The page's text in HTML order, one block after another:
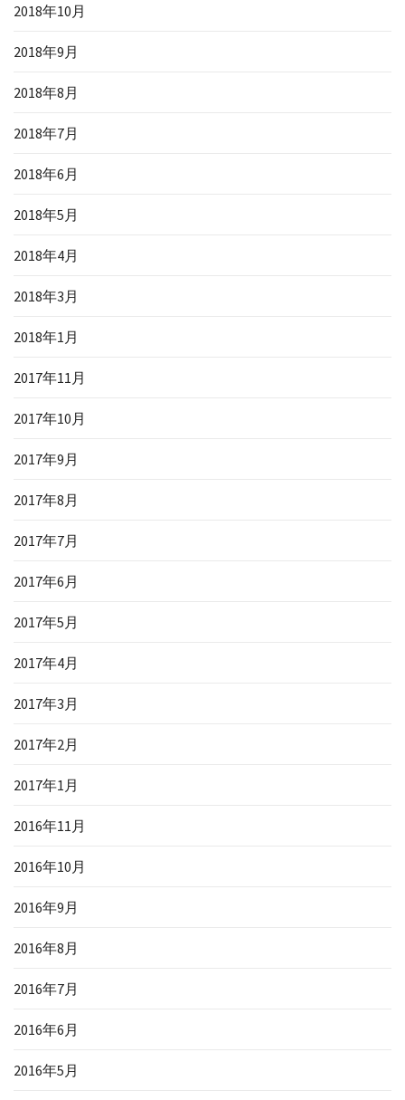
2018年10月
2018年9月
2018年8月
2018年7月
2018年6月
2018年5月
2018年4月
2018年3月
2018年1月
2017年11月
2017年10月
2017年9月
2017年8月
2017年7月
2017年6月
2017年5月
2017年4月
2017年3月
2017年2月
2017年1月
2016年11月
2016年10月
2016年9月
2016年8月
2016年7月
2016年6月
2016年5月